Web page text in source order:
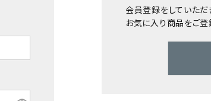
会員登録をしていただ
お気に入り商品をご